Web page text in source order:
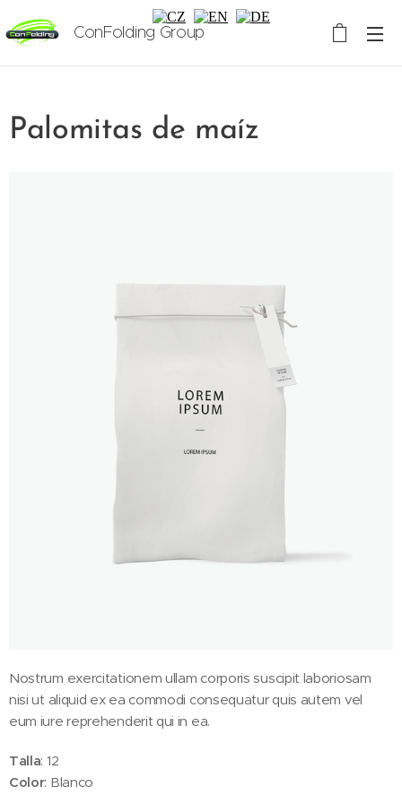
ConFolding Group
Palomitas de maíz
Nostrum exercitationem ullam corporis suscipit laboriosam
nisi ut aliquid ex ea commodi consequatur quis autem vel
eum iure reprehenderit qui in ea.
Talla: 12
Color: Blanco